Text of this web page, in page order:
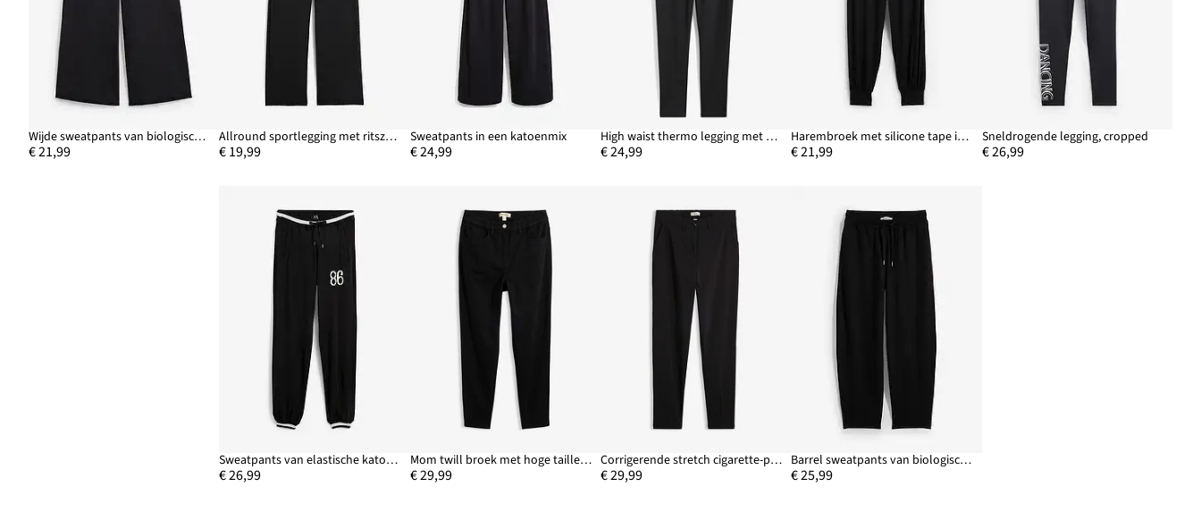
Wijde sweatpants van biologisch katoen, 7/8 lengte
€ 21,99
Allround sportlegging met ritszakken
€ 19,99
Sweatpants in een katoenmix
€ 24,99
High waist thermo legging met brede comfortband
€ 24,99
Harembroek met silicone tape in de tailleband
€ 21,99
Sneldrogende legging, cropped
€ 26,99
Sweatpants van elastische katoenmix
€ 26,99
Mom twill broek met hoge tailleband
€ 29,99
Corrigerende stretch cigarette-pants van bengaline
€ 29,99
Barrel sweatpants van biologisch katoen
€ 25,99